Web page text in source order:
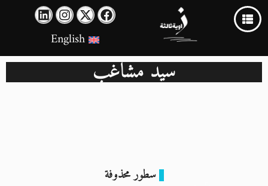
English
سيد مشاغب
سطور محذوفة